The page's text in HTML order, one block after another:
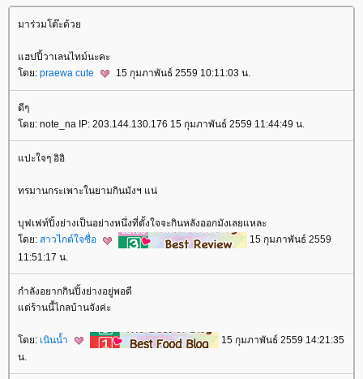
มาร่วมโต๊ะด้ว
ฮปปี้วาเลนไทม์นะคะ
ดย: praewa cute 15 กุมภาพันธ์ 2559 10:11:03 น.
ดีๆ
ดย: note_na IP: 203.144.130.176 15 กุมภาพันธ์ 2559 11:44:49 น.
ปะใจๆ อิอิ
ทรมานกระเพาะในยามกินมังฯ แน่
บุฟเฟท์ปิ้งย่างเป็นอย่างหนึ่งที่ตั้งใจจะกินหลังออกมังเลยแหละ
ดย: สาวไกด์ใจซื่อ
15 กุมภาพันธ์ 2559
11:51:17 น.
กำลังอยากกินปิ้งย่างอยู่พอดี
ต่ร้านนี้ไกลบ้านจังค่ะ
ดย: เนินน้ำ
15 กุมภาพันธ์ 2559 14:21:35
น.